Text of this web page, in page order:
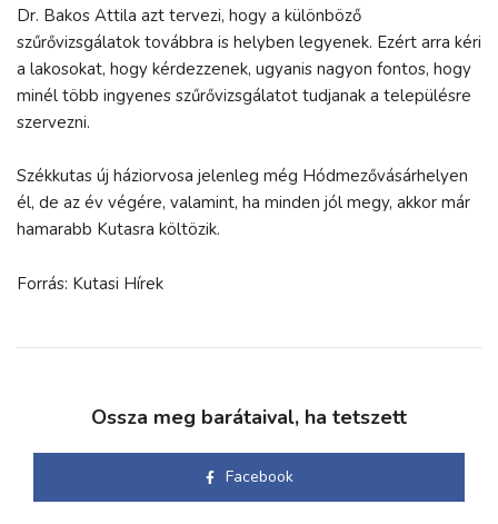
Dr. Bakos Attila azt tervezi, hogy a különböző
szűrővizsgálatok továbbra is helyben legyenek. Ezért arra kéri
a lakosokat, hogy kérdezzenek, ugyanis nagyon fontos, hogy
minél több ingyenes szűrővizsgálatot tudjanak a településre
szervezni.
Székkutas új háziorvosa jelenleg még Hódmezővásárhelyen
él, de az év végére, valamint, ha minden jól megy, akkor már
hamarabb Kutasra költözik.
Forrás: Kutasi Hírek
Ossza meg barátaival, ha tetszett
Facebook